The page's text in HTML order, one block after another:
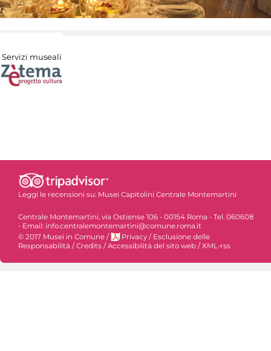
Servizi museali
Leggi le recensioni su: Musei Capitolini Centrale Montemartini
Centrale Montemartini, via Ostiense 106 - 00154 Roma - Tel. 060608
- Email: info.centralemontemartini@comune.roma.it
© 2017 Musei in Comune / Privacy / Esclusione delle
Responsabilità /Credits /Accessibilità del sito web /XML-rss